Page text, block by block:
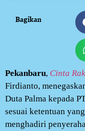
Bagikan
Pekanbaru, Cinta
Firdianto,
Duta Palma kepada
sesuai ketentuan
menghadiri